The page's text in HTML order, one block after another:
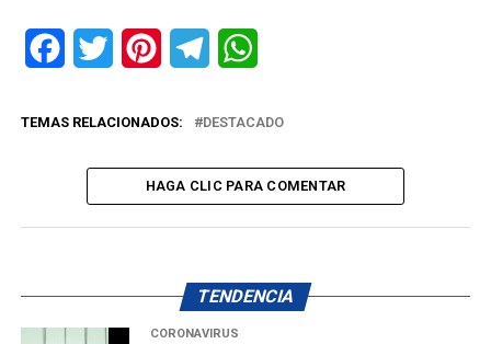
FacebookTwitter PinterestTelegram
TEMAS RELACIONADOS: DESTACADO
HAGA CLIC PARA COMENTAR
TENDENCIA
CORONAVIRUS